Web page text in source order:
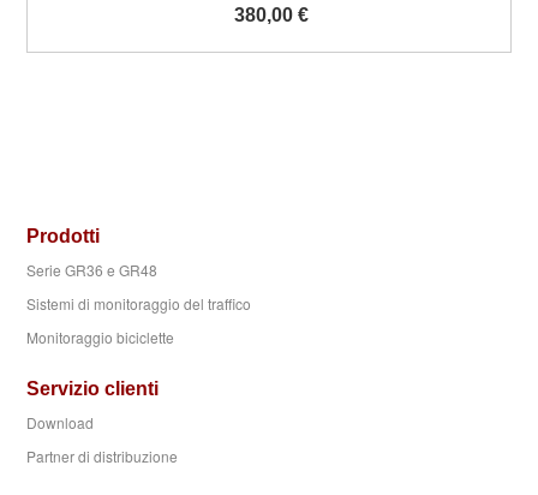
380,00 €
Prodotti
Serie GR36 e GR48
Sistemi di monitoraggio del traffico
Monitoraggio biciclette
Servizio clienti
Download
Partner di distribuzione